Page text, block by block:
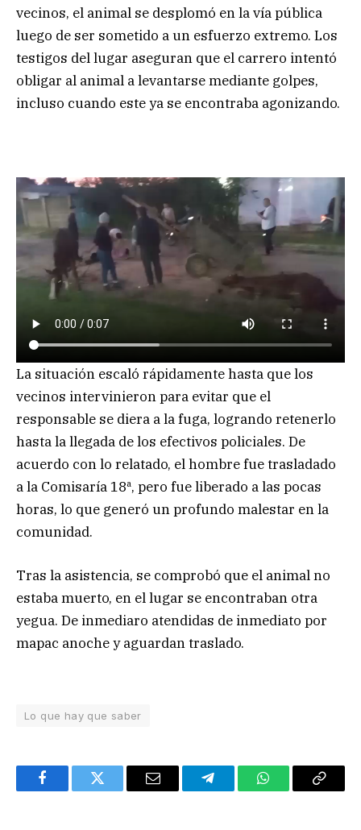
vecinos, el animal se desplomó en la vía pública
luego de ser sometido a un esfuerzo extremo. Los
testigos del lugar aseguran que el carrero intentó
obligar al animal a levantarse mediante golpes,
incluso cuando este ya se encontraba agonizando.
La situación escaló rápidamente hasta que los
vecinos intervinieron para evitar que el
responsable se diera a la fuga, logrando retenerlo
hasta la llegada de los efectivos policiales. De
acuerdo con lo relatado, el hombre fue trasladado
a la Comisaría 18ª, pero fue liberado a las pocas
horas, lo que generó un profundo malestar en la
comunidad.
Tras la asistencia, se comprobó que el animal no
estaba muerto, en el lugar se encontraban otra
yegua. De inmediaro atendidas de inmediato por
mapac anoche y aguardan traslado.
Lo que hay que saber
FacebookTwitter Email TelegramWhatsAppCopy